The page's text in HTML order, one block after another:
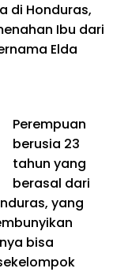
di Honduras,
Ibu dari
Elda
Perempuan
berusia 23
tahun yang
berasal dari
yang
bisa